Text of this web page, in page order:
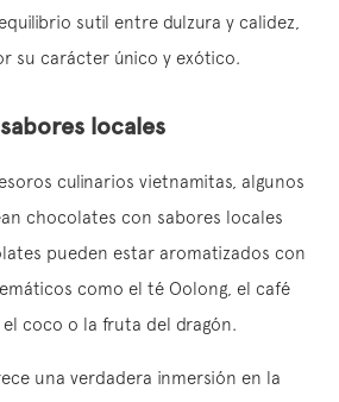
sutil entre dulzura y calidez,
su carácter único y exótico.
locales
culinarios vietnamitas, algunos
chocolates con sabores locales
pueden estar aromatizados con
como el té Oolong, el café
coco o la fruta del dragón.
una verdadera inmersión en la